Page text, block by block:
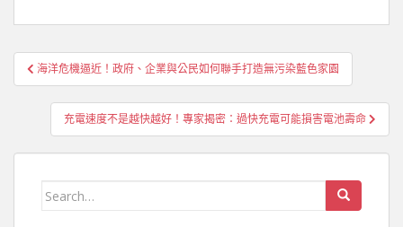
文
章
海洋危機逼近！政府、企業與公民如何聯手打造無污染藍色家園
充電速度不是越快越好！專家揭密：過快充電可能損害電池壽命
Search